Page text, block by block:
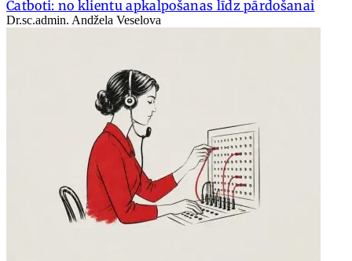
Čatboti: no klientu apkalpošanas līdz pārdošanai
Dr.sc.admin. Andžela Veselova